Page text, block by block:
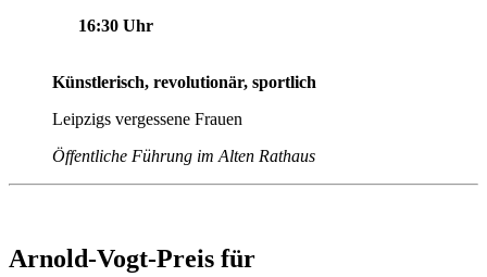
16:30 Uhr
Künstlerisch, revolutionär, sportlich
Leipzigs vergessene Frauen
Öffentliche Führung im Alten Rathaus
Arnold-Vogt-Preis für